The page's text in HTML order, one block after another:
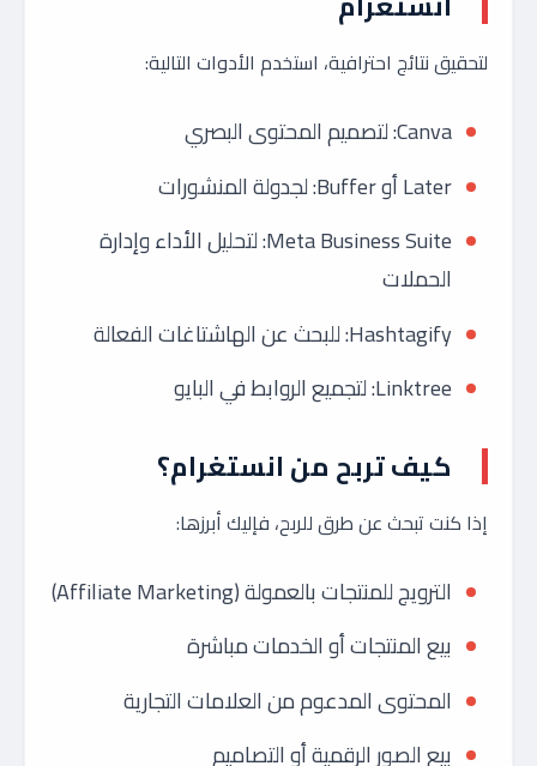
لتحقيق نتائج احترافية، استخدم الأدوات التالية:
Canva: لتصميم المحتوى البصري
Later أو Buffer: لجدولة المنشورات
Meta Business Suite: لتحليل الأداء وإدارة
الحملات
Hashtagify: للبحث عن الهاشتاغات الفعالة
Linktree: لتجميع الروابط في البايو
كيف تربح من انستغرام؟
إذا كنت تبحث عن طرق للربح، فإليك أبرزها:
الترويج للمنتجات بالعمولة (Affiliate Marketing)
بيع المنتجات أو الخدمات مباشرة
المحتوى المدعوم من العلامات التجارية
بيع الصور الرقمية أو التصاميم